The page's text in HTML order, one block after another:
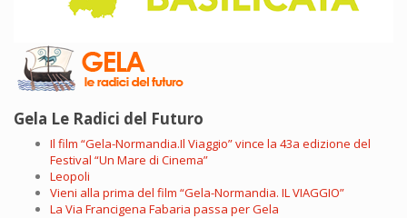
Gela Le Radici del Futuro
Il film “Gela-Normandia.Il Viaggio” vince la 43a edizione del
Festival “Un Mare di Cinema”
Leopoli
Vieni alla prima del film “Gela-Normandia. IL VIAGGIO”
La Via Francigena Fabaria passa per Gela